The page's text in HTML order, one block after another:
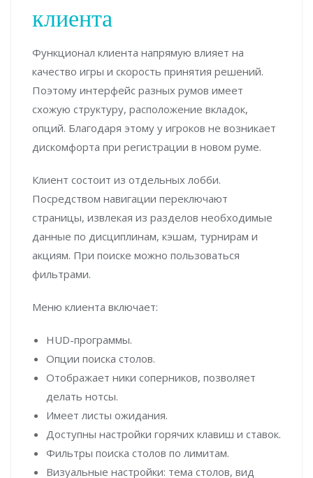
клиента
Функционал клиента напрямую влияет на
качество игры и скорость принятия решений.
Поэтому интерфейс разных румов имеет
схожую структуру, расположение вкладок,
опций. Благодаря этому у игроков не возникает
дискомфорта при регистрации в новом руме.
Клиент состоит из отдельных лобби.
Посредством навигации переключают
страницы, извлекая из разделов необходимые
данные по дисциплинам, кэшам, турнирам и
акциям. При поиске можно пользоваться
фильтрами.
Меню клиента включает:
HUD-программы.
Опции поиска столов.
Отображает ники соперников, позволяет
делать нотсы.
Имеет листы ожидания.
Доступны настройки горячих клавиш и ставок.
Фильтры поиска столов по лимитам.
Визуальные настройки: тема столов, вид